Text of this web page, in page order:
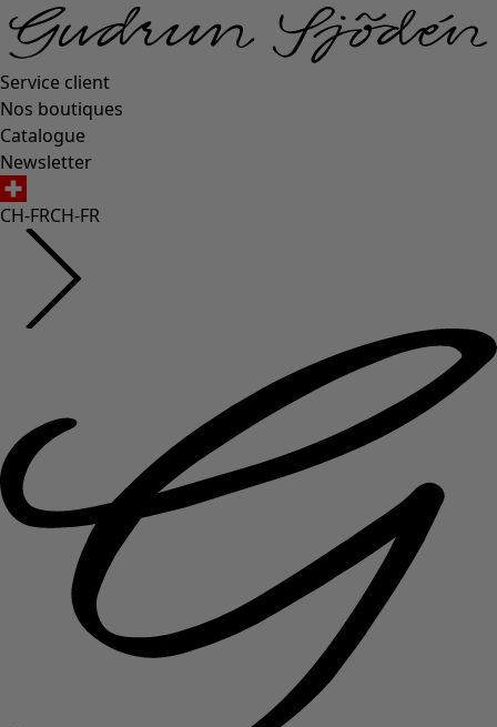
Service client
Nos boutiques
Catalogue
Newsletter
CH-FRCH-FR